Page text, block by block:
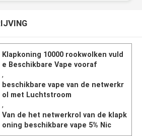
Klapkoning 10000 rookwolken vuld
e Beschikbare Vape vooraf
,
beschikbare vape van de netwerkr
ol met Luchtstroom
,
Van de het netwerkrol van de klapk
oning beschikbare vape 5% Nic